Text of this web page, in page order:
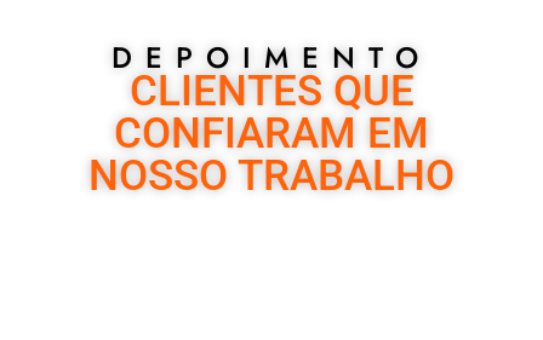
DEPOIMENTO
CLIENTES QUE
CONFIARAM EM
NOSSO TRABALHO